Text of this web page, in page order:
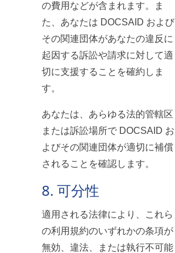
の費用などが含まれます。ま
た、あなたは DOCSAID および
その関連団体があなたの違反に
起因する訴訟や請求に対して適
切に支援することを確約しま
す。
あなたは、あらゆる法的管轄区
または訴訟場所で DOCSAID お
よびその関連団体が適切に補償
されることを確認します。
8. 可分性
適用される法律により、これら
の利用規約のいずれかの条項が
無効、違法、または執行不可能